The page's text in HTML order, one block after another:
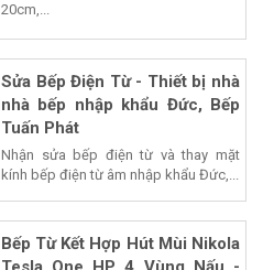
20cm,...
Sửa Bếp Điện Từ - Thiết bị nhà
nhà bếp nhập khẩu Đức, Bếp
Tuấn Phát
Nhận sửa bếp điện từ và thay mặt
kính bếp điện từ âm nhập khẩu Đức,...
Bếp Từ Kết Hợp Hút Mùi Nikola